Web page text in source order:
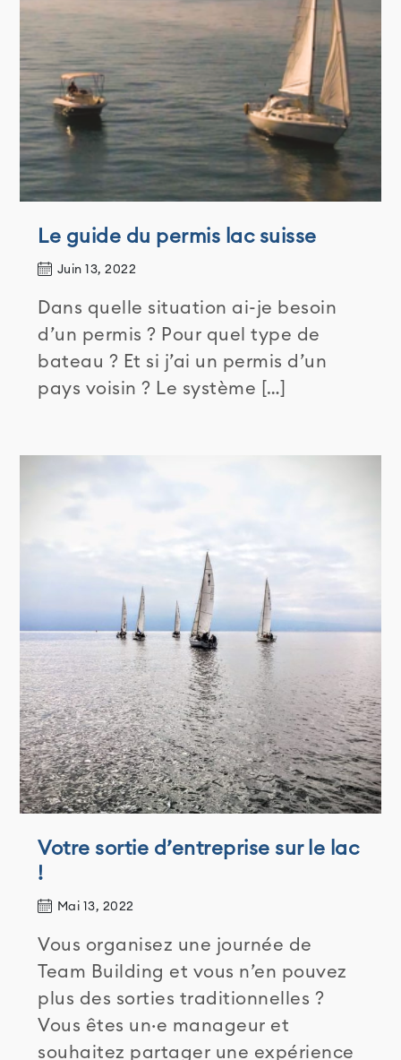
Le guide du permis lac suisse
Juin 13, 2022
Dans quelle situation ai-je besoin
d’un permis ? Pour quel type de
bateau ? Et si j’ai un permis d’un
pays voisin ? Le système […]
Votre sortie d’entreprise sur le lac
!
Mai 13, 2022
Vous organisez une journée de
Team Building et vous n’en pouvez
plus des sorties traditionnelles ?
Vous êtes un·e manageur et
souhaitez partager une expérience